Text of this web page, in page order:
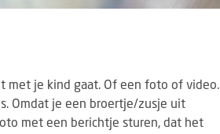
met je kind gaat. Of een foto of video.
Omdat je een broertje/zusje uit
met een berichtje sturen, dat het